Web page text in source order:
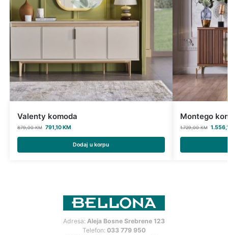
Valenty komoda
879,00KM 791,10KM
Dodaj u korpu
Montego
1.729,00KM
Adresa: Aleja Bosne Srebrene 123
Telefon: 033 779 950